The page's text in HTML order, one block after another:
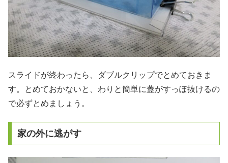
スライドが終わったら、ダブルクリップでとめておきま
す。とめておかないと、わりと簡単に蓋がすっぽ抜けるの
で必ずとめましょう。
家の外に逃がす